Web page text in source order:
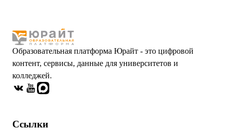
Образовательная платформа Юрайт - это цифровой
контент, сервисы, данные для университетов и
колледжей.
Ссылки